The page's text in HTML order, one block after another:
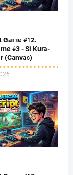
Game #12:
#3 - Si Kura-
(Canvas)